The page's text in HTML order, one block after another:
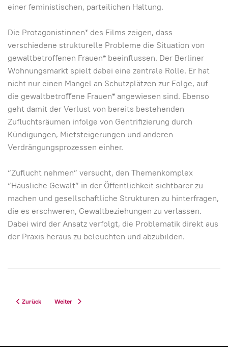
einer feministischen, parteilichen Haltung.
Die Protagonistinnen* des Films zeigen, dass
verschiedene strukturelle Probleme die Situation von
gewaltbetroffenen Frauen* beeinflussen. Der Berliner
Wohnungsmarkt spielt dabei eine zentrale Rolle. Er hat
nicht nur einen Mangel an Schutzplätzen zur Folge, auf
die gewaltbetroﬀene Frauen* angewiesen sind. Ebenso
geht damit der Verlust von bereits bestehenden
Zuﬂuchtsräumen infolge von Gentriﬁzierung durch
Kündigungen, Mietsteigerungen und anderen
Verdrängungsprozessen einher.
“Zuflucht nehmen” versucht, den Themenkomplex
“Häusliche Gewalt” in der Öffentlichkeit sichtbarer zu
machen und gesellschaftliche Strukturen zu hinterfragen,
die es erschweren, Gewaltbeziehungen zu verlassen.
Dabei wird der Ansatz verfolgt, die Problematik direkt aus
der Praxis heraus zu beleuchten und abzubilden.
Vorheriger Beitrag: Rekordspende an das Frauenhaus
Zurück Nächster Beitrag: Infostand zum Tag der Wohnungslosen in
Weiter